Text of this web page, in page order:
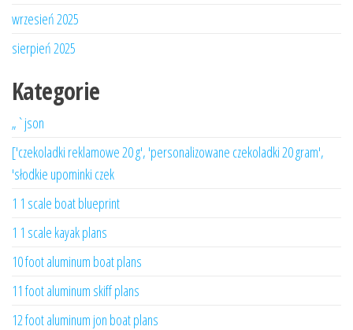
wrzesień 2025
sierpień 2025
Kategorie
„`json
['czekoladki reklamowe 20 g', 'personalizowane czekoladki 20 gram',
'słodkie upominki czek
1 1 scale boat blueprint
1 1 scale kayak plans
10 foot aluminum boat plans
11 foot aluminum skiff plans
12 foot aluminum jon boat plans